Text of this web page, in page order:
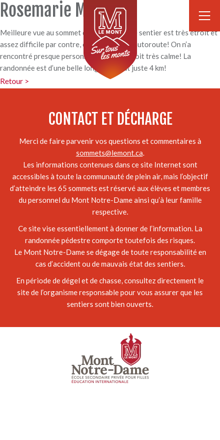
Rosemarie Millette
Meilleure vue au sommet du défi à date! Le sentier est très étroit et
assez difficile par contre, ce n’est pas une autoroute! On n’a
rencontré presque personne, c’est un endroit très calme! La
randonnée est d’une belle longueur, tout juste 4 km!
Retour >
CONTACT ET DÉCHARGE
Merci de faire parvenir vos questions et commentaires à
sommets@lemont.ca.
Les informations contenues dans ce site Internet sont
accessibles à toute la communauté de plein air, mais l’objectif
d’atteindre les 65 sommets est réservé aux élèves et membres
du personnel du Mont Notre-Dame ainsi qu’à leur famille
respective.
Ce site vise essentiellement à donner de l’information. La
randonnée pédestre comporte toutefois des risques.
Le Mont Notre-Dame se dégage de toute responsabilité en
cas d’accident ou de mauvais état des sentiers.
En période de dégel et de chasse, consultez directement le
site de l’organisme responsable pour vous assurer que les
sentiers sont bien ouverts.